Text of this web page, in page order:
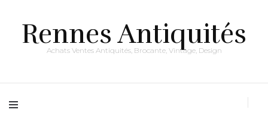
Rennes Antiquités
Achats Ventes Antiquités, Brocante, Vintage, Design